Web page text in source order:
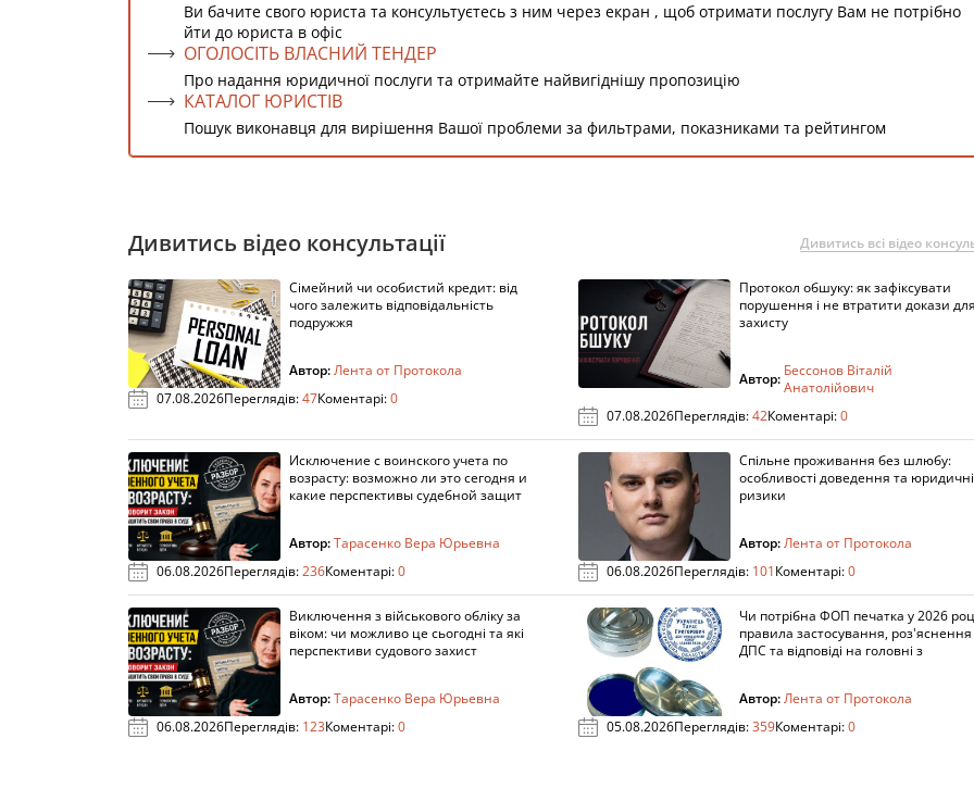
Ви бачите свого юриста та консультуєтесь з ним через екран , щоб отримати послугу Вам не потрібно
йти до юриста в офіс
ОГОЛОСІТЬ ВЛАСНИЙ ТЕНДЕР
Про надання юридичної послуги та отримайте найвигіднішу пропозицію
КАТАЛОГ ЮРИСТІВ
Пошук виконавця для вирішення Вашої проблеми за фильтрами, показниками та рейтингом
Дивитись відео консультації Дивитись всі відео
Сімейний чи особистий кредит: від
чого залежить відповідальність
подружжя
Автор:Лента от Протокола
07.08.2026Переглядів:47Коментарі:0
Протокол обшуку: як зафіксувати
порушення і не втратити докази
захисту
Автор: Бессонов Віталій
Анатолійович
07.08.2026Переглядів:42Коментарі:0
Исключение с воинского учета по
возрасту: возможно ли это сегодня и
какие перспективы судебной защит
Автор:Тарасенко Вера Юрьевна
06.08.2026Переглядів:236Коментарі:0
Спільне проживання без шлюбу:
особливості доведення та юридичні
ризики
Автор:Лента от Протокола
06.08.2026Переглядів: 101Коментарі:0
Виключення з військового обліку за
віком: чи можливо це сьогодні та які
перспективи судового захист
Автор:Тарасенко Вера Юрьевна
06.08.2026Переглядів: 123Коментарі:0
Чи потрібна ФОП печатка у 2026
правила застосування, роз'яснення
ДПС та відповіді на головні з
Автор:Лента от Протокола
05.08.2026Переглядів:359Коментарі:0